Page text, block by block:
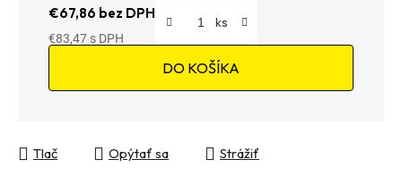
€67,86 bez DPH
€83,47
DO KOŠÍKA
Tlač Opýtať sa Strážiť